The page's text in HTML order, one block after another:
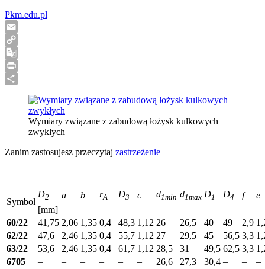
Pkm.edu.pl
Email
Copy
Link
Google
Translate
Print
Wymiary związane z zabudową łożysk kulkowych
zwykłych
Zanim zastosujesz przeczytaj zastrzeżenie
Symbol
D2 a b rA D3 c d1min d1max D1 D4 f
e
[mm]
60/22
41,75 2,06 1,35 0,4 48,3 1,12 26 26,5 40 49 2,9
62/22
47,6 2,46 1,35 0,4 55,7 1,12 27 29,5 45 56,5 3,3
63/22
53,6 2,46 1,35 0,4 61,7 1,12 28,5 31 49,5 62,5 3,3
6705
– – – – – – 26,6 27,3 30,4 – –
–